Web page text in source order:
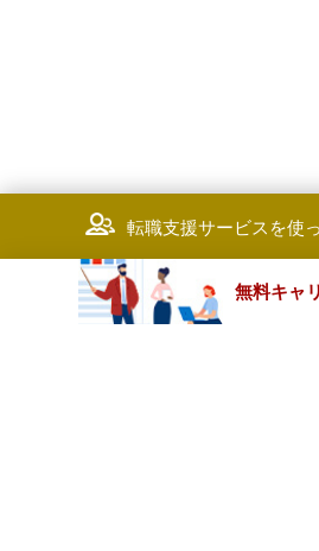
転職支援サービスを使
無料キャ